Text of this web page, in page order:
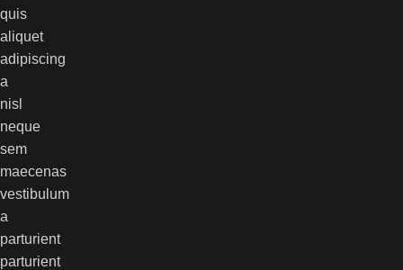
quis
aliquet
adipiscing
a
nisl
neque
sem
maecenas
vestibulum
a
parturient
parturient